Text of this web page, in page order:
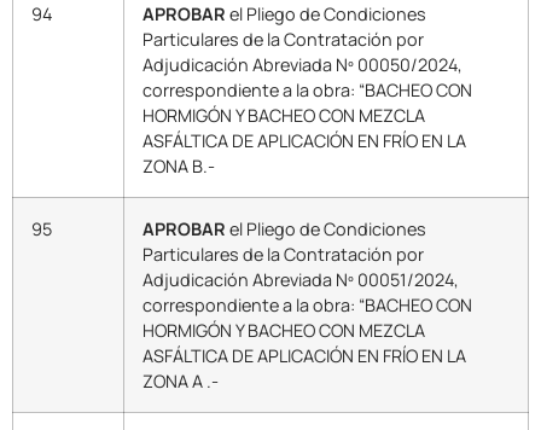
94 APROBAR el Pliego de Condiciones
Particulares de la Contratación por
Adjudicación Abreviada Nº 00050/2024,
correspondiente a la obra: “BACHEO CON
HORMIGÓN Y BACHEO CON MEZCLA
ASFÁLTICA DE APLICACIÓN EN FRÍO EN LA
ZONA B.-
95 APROBAR el Pliego de Condiciones
Particulares de la Contratación por
Adjudicación Abreviada Nº 00051/2024,
correspondiente a la obra: “BACHEO CON
HORMIGÓN Y BACHEO CON MEZCLA
ASFÁLTICA DE APLICACIÓN EN FRÍO EN LA
ZONA A .-